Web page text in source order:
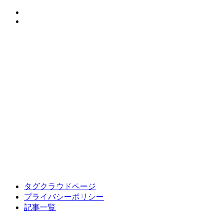
タグクラウドページ
プライバシーポリシー
記事一覧